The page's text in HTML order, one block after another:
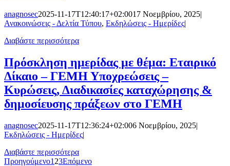
anagnosec2025-11-17T12:40:17+02:0017 Νοεμβρίου, 2025|
Ανακοινώσεις - Δελτία Τύπου, Εκδηλώσεις - Ημερίδες|
Διαβάστε περισσότερα
Πρόσκληση ημερίδας με θέμα: Εταιρικό
Δίκαιο – ΓΕΜΗ Υποχρεώσεις –
Κυρώσεις, Διαδικασίες καταχώρησης &
δημοσίευσης πράξεων στο ΓΕΜΗ
anagnosec2025-11-17T12:36:24+02:006 Νοεμβρίου, 2025|
Εκδηλώσεις - Ημερίδες|
Διαβάστε περισσότερα
Προηγούμενο1 23Επόμενο